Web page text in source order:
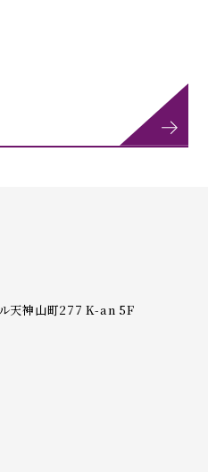
天神山町277 K-an 5F